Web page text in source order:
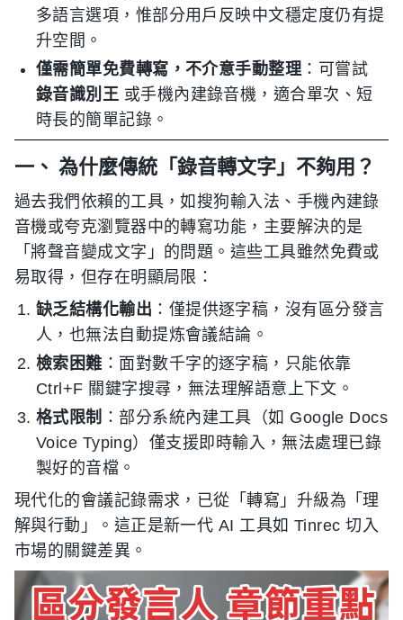
多語言選項，惟部分用戶反映中文穩定度仍有提
升空間。
僅需簡單免費轉寫，不介意手動整理：可嘗試
錄音識別王 或手機內建錄音機，適合單次、短
時長的簡單記錄。
一、 為什麼傳統「錄音轉文字」不夠用？
過去我們依賴的工具，如搜狗輸入法、手機內建錄
音機或夸克瀏覽器中的轉寫功能，主要解決的是
「將聲音變成文字」的問題。這些工具雖然免費或
易取得，但存在明顯局限：
缺乏結構化輸出 ：僅提供逐字稿，沒有區分發言
人，也無法自動提炼會議結論。
檢索困難 ：面對數千字的逐字稿，只能依靠
Ctrl+F 關鍵字搜尋，無法理解語意上下文。
格式限制 ：部分系統內建工具（如 Google Docs
Voice Typing）僅支援即時輸入，無法處理已錄
製好的音檔。
現代化的會議記錄需求，已從「轉寫」升級為「理
解與行動」。這正是新一代 AI 工具如 Tinrec 切入
市場的關鍵差異。